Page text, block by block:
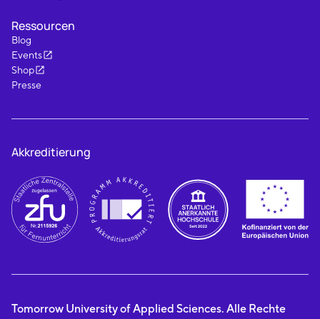
Ressourcen
Blog
Events
Shop
Presse
Akkreditierung
Tomorrow University of Applied Sciences. Alle Rechte